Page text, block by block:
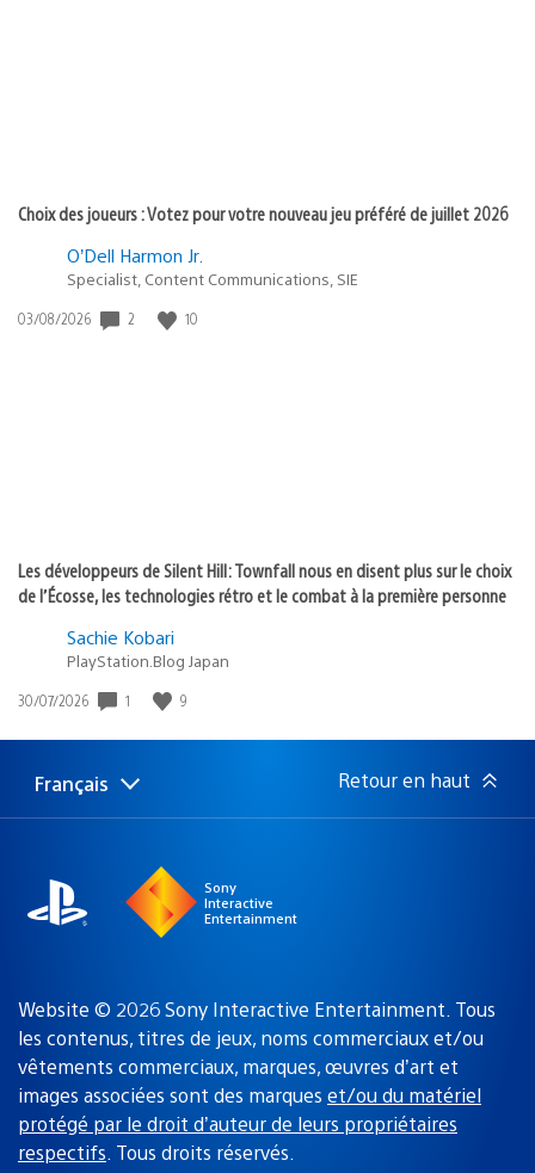
Choix des joueurs : Votez pour votre nouveau jeu préféré de juillet 2026
O’Dell Harmon Jr.
Specialist, Content Communications, SIE
Date
03/08/2026 2 10
Les développeurs de Silent Hill: Townfall nous en disent plus sur le choix
de l’Écosse, les technologies rétro et le combat à la première personne
Sachie Kobari
PlayStation.Blog Japan
Date
publication
30/07/2026 1 9
Choisir
une
Région
actuelle
Français Retour en haut
Sony
Interactive
Entertainment
Website © 2026 Sony Interactive Entertainment. Tous
les contenus, titres de jeux, noms commerciaux et/ou
vêtements commerciaux, marques, œuvres d’art et
images associées sont des marques et/ou du matériel
protégé par le droit d’auteur de leurs propriétaires
respectifs. Tous droits réservés.